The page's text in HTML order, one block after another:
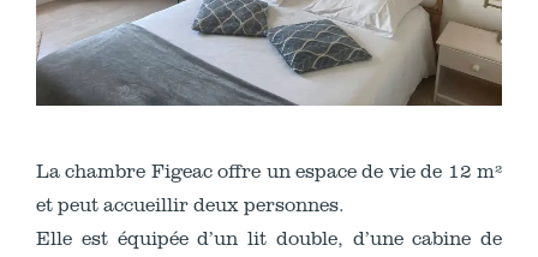
La chambre Figeac offre un espace de vie de 12 m²
et peut accueillir deux personnes.
Elle est équipée d’un lit double, d’une cabine de